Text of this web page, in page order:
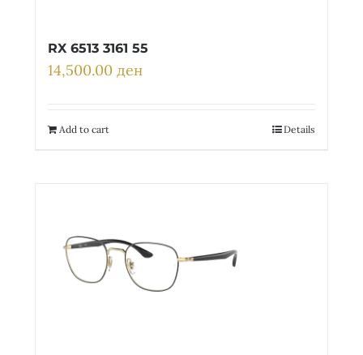
RX 6513 3161 55
14,500.00 ден
Add to cart Details